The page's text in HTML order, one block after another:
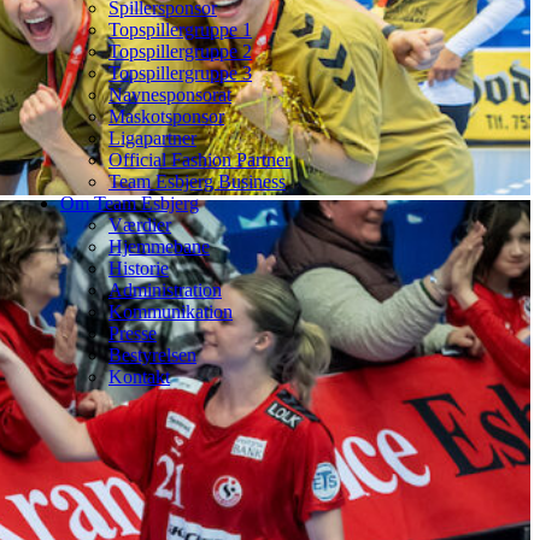
Spillersponsor
Topspillergruppe 1
Topspillergruppe 2
Topspillergruppe 3
Navnesponsorat
Maskotsponsor
Ligapartner
Official Fashion Partner
Team Esbjerg Business
Om Team Esbjerg
Værdier
Hjemmebane
Historie
Administration
Kommunikation
Presse
Bestyrelsen
Kontakt